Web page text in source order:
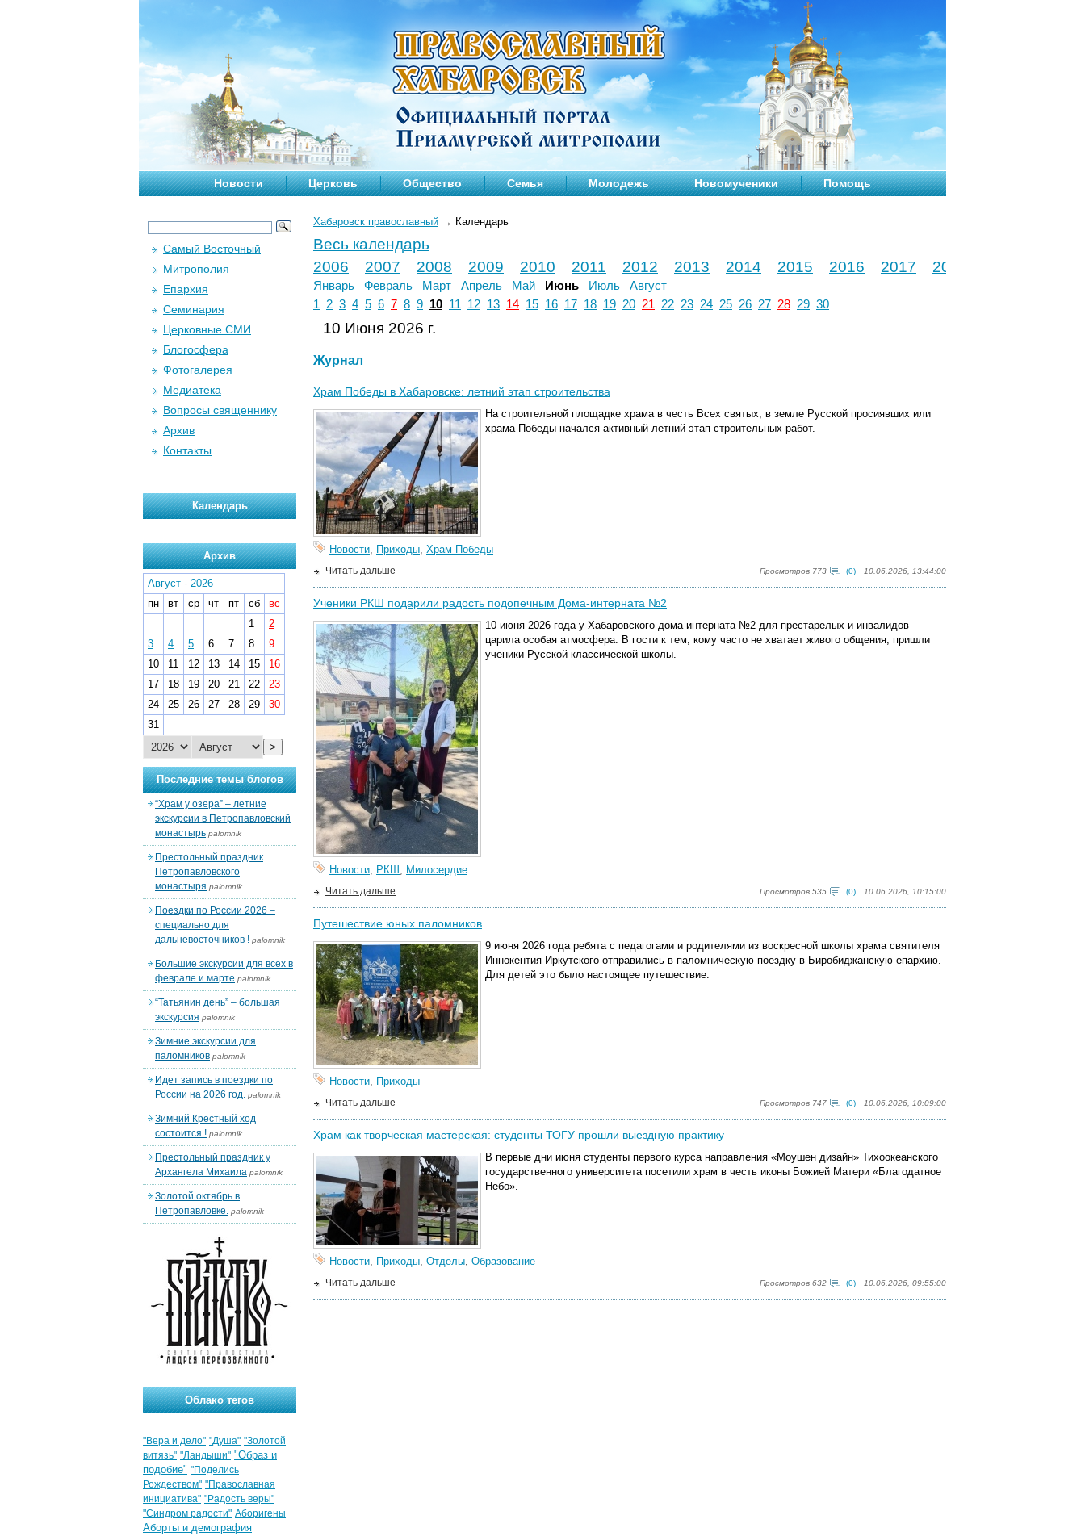
Новости Церковь Общество Семья Молодежь Новомученики Помощь
Хабаровск православный → Календарь
Весь календарь
2006
2007 2008 2009 2010 2011 2012 2013 2014 2015 2016 2017 2018
Январь Февраль Март Апрель Май Июнь Июль
Август
1
2 3 4 5 6 7 8 9 10 11 12 13 14 15 16 17 18 19 20 21 22 23 24 25 26 27 28 29 30
10 Июня 2026 г.
Журнал
Храм Победы в Хабаровске: летний этап строительства
На строительной площадке храма в честь Всех святых, в земле Русской просиявших или
храма Победы начался активный летний этап строительных работ.
Новости, Приходы, Храм Победы
Просмотров 773 (0) 10.06.2026, 13:44:00
Читать дальше
Ученики РКШ подарили радость подопечным Дома-интерната №2
10 июня 2026 года у Хабаровского дома-интерната №2 для престарелых и инвалидов
царила особая атмосфера. В гости к тем, кому часто не хватает живого общения, пришли
ученики Русской классической школы.
Новости, РКШ , Милосердие
Просмотров 535 (0) 10.06.2026, 10:15:00
Читать дальше
Путешествие юных паломников
9 июня 2026 года ребята с педагогами и родителями из воскресной школы храма святителя
Иннокентия Иркутского отправились в паломническую поездку в Биробиджанскую епархию.
Для детей это было настоящее путешествие.
Новости, Приходы
Просмотров 747 (0) 10.06.2026, 10:09:00
Читать дальше
Храм как творческая мастерская: студенты ТОГУ прошли выездную практику
В первые дни июня студенты первого курса направления «Моушен дизайн» Тихоокеанского
государственного университета посетили храм в честь иконы Божией Матери «Благодатное
Небо».
Новости, Приходы, Отделы, Образование
Просмотров 632 (0) 10.06.2026, 09:55:00
Читать дальше
Самый Восточный
Митрополия
Епархия
Семинария
Церковные СМИ
Блогосфера
Фотогалерея
Медиатека
Вопросы священнику
Архив
Контакты
Календарь
Архив
Август - 2026
пн
вт ср чт пт сб
вс
1
2
3
4 5 6 7 8
9
10
11 12 13 14 15
16
17
18 19 20 21 22
23
24
25 26 27 28 29
30
31
>
Последние темы блогов
“Храм у озера” – летние
экскурсии в Петропавловский
монастырь palomnik
Престольный праздник
Петропавловского
монастыря palomnik
Поездки по России 2026 –
специально для
дальневосточников ! palomnik
Большие экскурсии для всех в
феврале и марте palomnik
“Татьянин день” – большая
экскурсия palomnik
Зимние экскурсии для
паломников palomnik
Идет запись в поездки по
России на 2026 год. palomnik
Зимний Крестный ход
состоится ! palomnik
Престольный праздник у
Архангела Михаила palomnik
Золотой октябрь в
Петропавловке. palomnik
Облако тегов
"Вера и дело" "Душа" "Золотой
витязь" "Ландыши" "Образ и
подобие" "Поделись
Рождеством" "Православная
инициатива" "Радость веры"
"Синдром радости" Аборигены
Аборты и демография